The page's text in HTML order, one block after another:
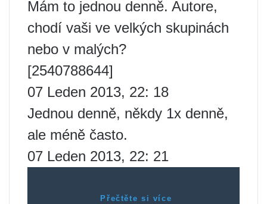
Mám to jednou denně. Autore,
chodí vaši ve velkých skupinách
nebo v malých?
[2540788644]
07 Leden 2013, 22: 18
Jednou denně, někdy 1x denně,
ale méně často.
07 Leden 2013, 22: 21
Přečtěte si více